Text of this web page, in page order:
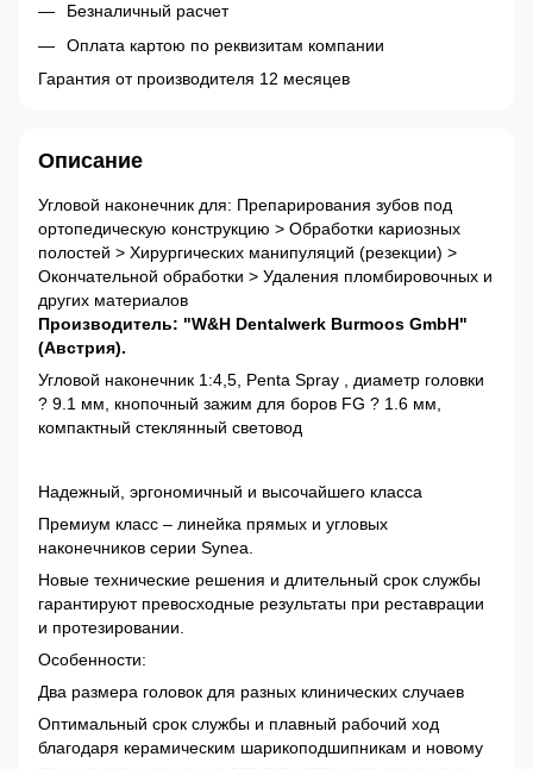
Безналичный расчет
Оплата картою по реквизитам компании
Гарантия от производителя 12 месяцев
Описание
Угловой наконечник для: Препарирования зубов под
ортопедическую конструкцию > Обработки кариозных
полостей > Хирургических манипуляций (резекции) >
Окончательной обработки > Удаления пломбировочных и
других материалов
Производитель: "W&H Dentalwerk Burmoos GmbH"
(Австрия).
Угловой наконечник 1:4,5, Penta Spray , диаметр головки
? 9.1 мм, кнопочный зажим для боров FG ? 1.6 мм,
компактный стеклянный световод
Надежный, эргономичный и высочайшего класса
Премиум класс – линейка прямых и угловых
наконечников серии Synea.
Новые технические решения и длительный срок службы
гарантируют превосходные результаты при реставрации
и протезировании.
Особенности:
Два размера головок для разных клинических случаев
Оптимальный срок службы и плавный рабочий ход
благодаря керамическим шарикоподшипникам и новому